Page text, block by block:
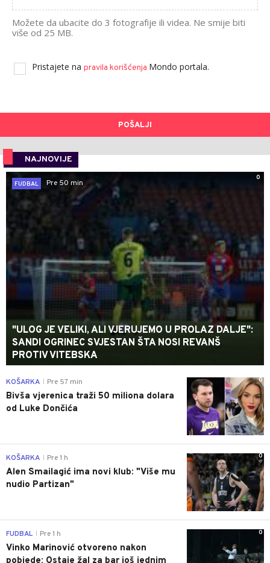
Možete da ubacite do 3 fotografije ili videa. Ne smije biti
više od 25 MB.
Pristajete na pravila korišćenja Mondo portala.
POŠALJI
NAJNOVIJE
0
FUDBAL
Pre 50 min
"ULOG JE VELIKI, ALI VJERUJEMO U PROLAZ DALJE":
SANDI OGRINEC SVJESTAN ŠTA NOSI REVANŠ
PROTIV VITEBSKA
0
KOŠARKA Pre 57 min
Bivša vjerenica traži 50 miliona dolara
od Luke Dončića
0
KOŠARKA Pre 1 h
Alen Smailagić ima novi klub: "Više mu
nudio Partizan"
0
FUDBAL Pre 1 h
Vinko Marinović otvoreno nakon